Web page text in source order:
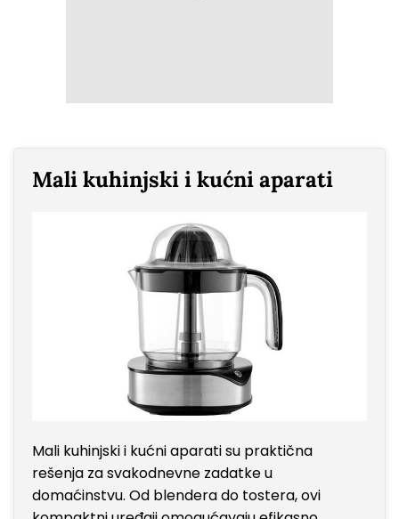
Mali kuhinjski i kućni aparati
Mali kuhinjski i kućni aparati su praktična
rešenja za svakodnevne zadatke u
domaćinstvu. Od blendera do tostera, ovi